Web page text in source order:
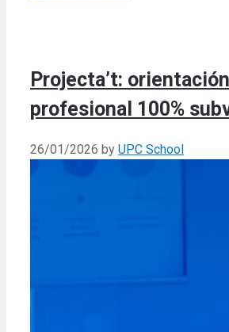
Projecta’t: orientación
profesional 100%
26/01/2026 by UPC School